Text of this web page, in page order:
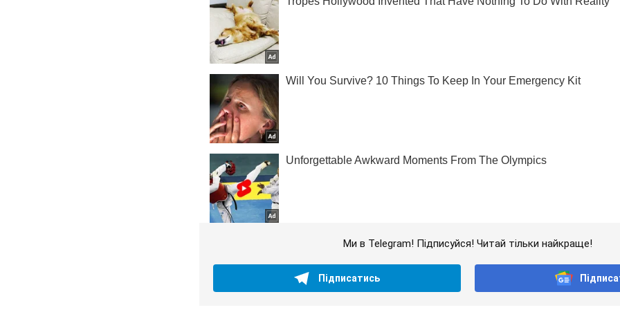
Ми в Telegram! Підписуйся! Читай тільки найкраще!
Підписатись